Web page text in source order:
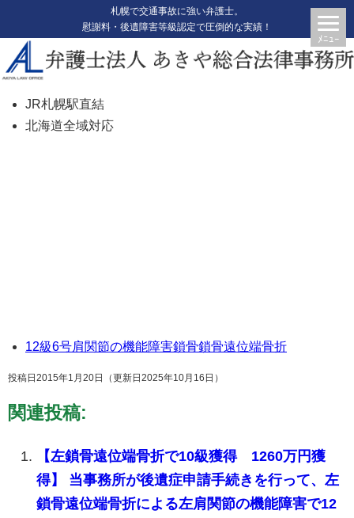
札幌で交通事故に強い弁護士。
慰謝料・後遺障害等級認定で圧倒的な実績！
JR札幌駅直結
北海道全域対応
12級6号肩関節の機能障害鎖骨鎖骨遠位端骨折
投稿日2015年1月20日 （更新日2025年10月16日）
関連投稿:
【左鎖骨遠位端骨折で10級獲得 1260万円獲
得】 当事務所が後遺症申請手続きを行って、左
鎖骨遠位端骨折による左肩関節の機能障害で12